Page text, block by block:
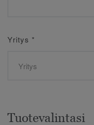
Yritys *
Tuotevalintasi